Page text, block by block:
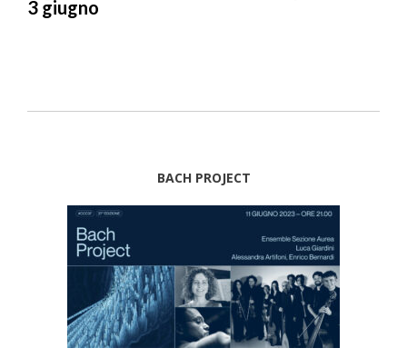
3 giugno
BACH PROJECT